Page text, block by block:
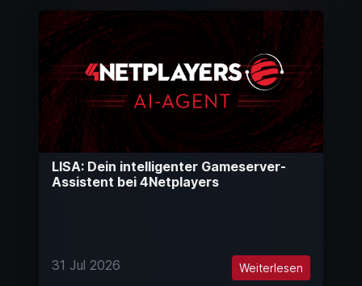
LISA: Dein intelligenter Gameserver-
Assistent bei 4Netplayers
31 Jul 2026 Weiterlesen